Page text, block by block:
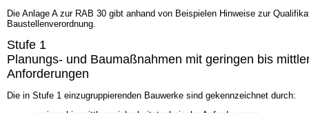
Die Anlage A zur RAB 30 gibt anhand von Beispielen Hinweise zur
Baustellenverordnung.
Stufe 1
Planungs- und Baumaßnahmen mit geringen bis
Anforderungen
Die in Stufe 1 einzugruppierenden Bauwerke sind gekennzeichnet durch: